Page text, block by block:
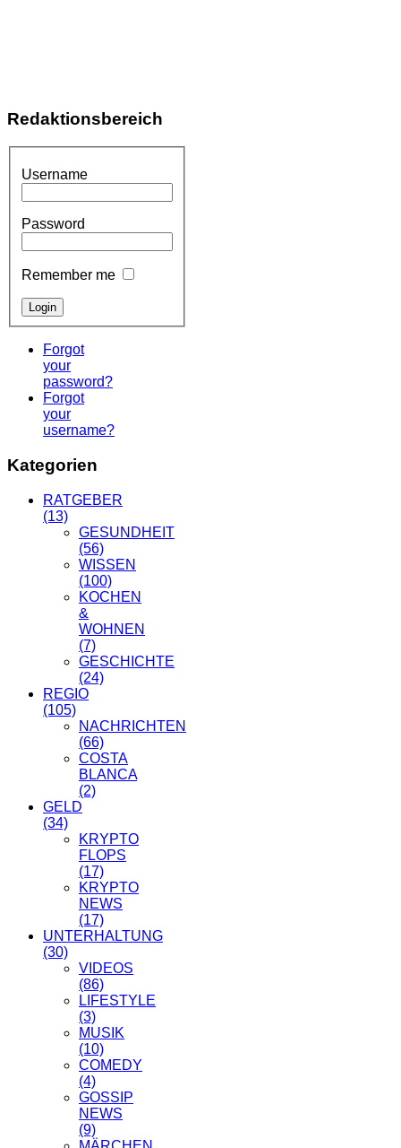
Redaktionsbereich
Username
Password
Remember me
Forgot
your
password?
Forgot
your
username?
Kategorien
RATGEBER
(13)
GESUNDHEIT
(56)
WISSEN
(100)
KOCHEN
&
WOHNEN
(7)
GESCHICHTE
(24)
REGIO
(105)
NACHRICHTEN
(66)
COSTA
BLANCA
(2)
GELD
(34)
KRYPTO
FLOPS
(17)
KRYPTO
NEWS
(17)
UNTERHALTUNG
(30)
VIDEOS
(86)
LIFESTYLE
(3)
MUSIK
(10)
COMEDY
(4)
GOSSIP
NEWS
(9)